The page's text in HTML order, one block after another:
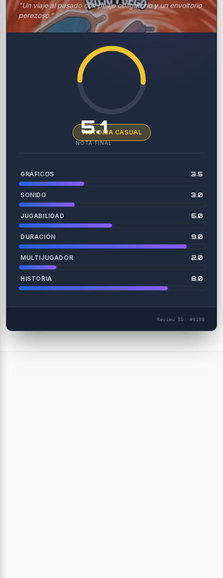
"Un viaje al pasado con peaje obligatorio y un envoltorio
perezoso."
5.1
NOTA FINAL
VICTORIA CASUAL
GRÁFICOS 3.5
SONIDO 3.0
JUGABILIDAD 5.0
DURACIÓN 9.0
MULTIJUGADOR 2.0
HISTORIA 8.0
Review ID: #3190